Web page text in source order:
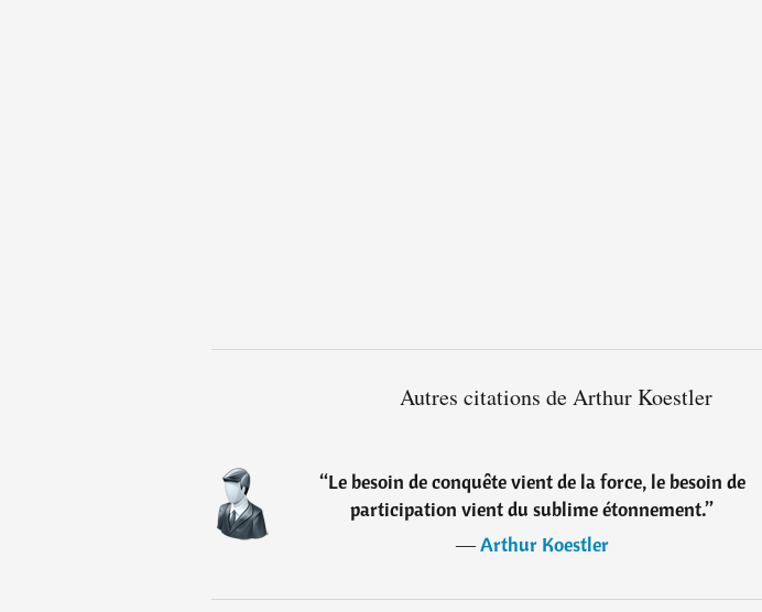
Autres citations de Arthur Koestler
“Le besoin de conquête vient de la force, le besoin de
participation vient du sublime étonnement.”
―Arthur Koestler